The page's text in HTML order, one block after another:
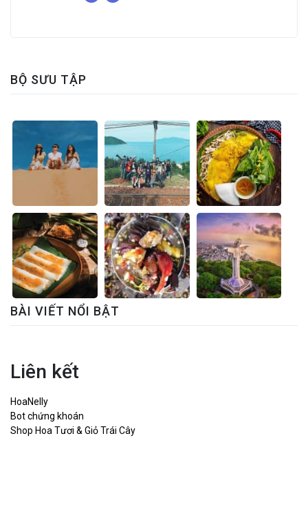
BỘ SƯU TẬP
BÀI VIẾT NỔI BẬT
Liên kết
HoaNelly
Bot chứng khoán
Shop Hoa Tươi & Giỏ Trái Cây